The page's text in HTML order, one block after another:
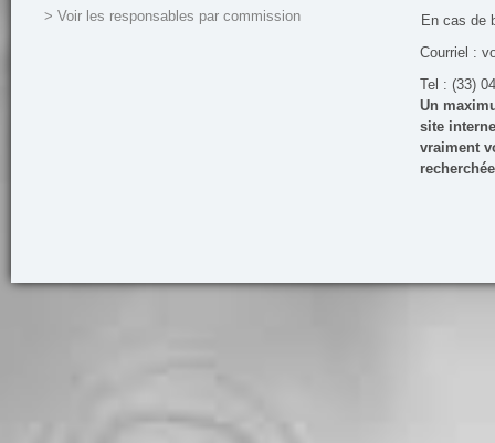
> Voir les responsables par commission
En cas de
Courriel :
Tel : (33)
Un
site
vraiment